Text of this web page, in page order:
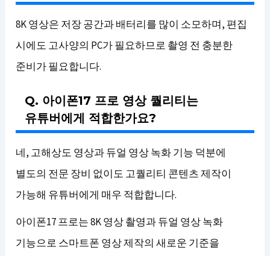
8K 영상은 저장 공간과 배터리를 많이 소모하며, 편집
시에도 고사양의 PC가 필요하므로 촬영 전 충분한
준비가 필요합니다.
Q. 아이폰17 프로 영상 퀄리티는
유튜버에게 적합한가요?
네, 고해상도 영상과 듀얼 영상 녹화 기능 덕분에
별도의 전문 장비 없이도 고퀄리티 콘텐츠 제작이
가능해 유튜버에게 매우 적합합니다.
아이폰17 프로는 8K 영상 촬영과 듀얼 영상 녹화
기능으로 스마트폰 영상 제작의 새로운 기준을